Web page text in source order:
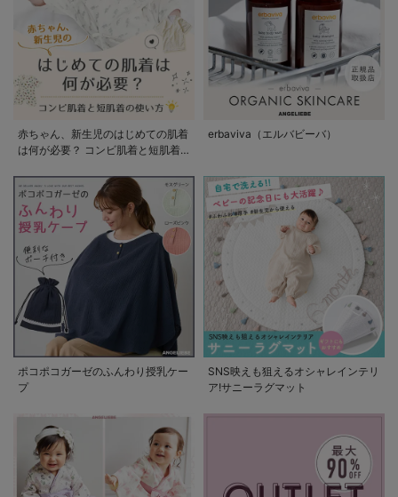
赤ちゃん、新生児のはじめての肌着
は何が必要？ コンビ肌着と短肌着
erbaviva（エルバビーバ）
ポコポコガーゼのふんわり授乳ケー
プ
SNS映えも狙えるオシャレインテリ
ア!サニーラグマット